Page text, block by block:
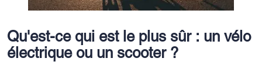
Qu'est-ce qui est le plus sûr : un vélo
électrique ou un scooter ?